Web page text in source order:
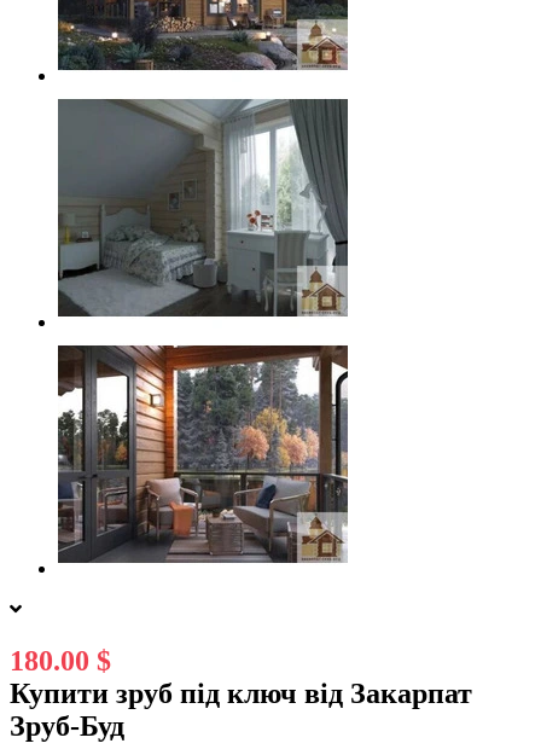
180.00 $
Купити зруб під ключ від Закарпат
Зруб-Буд